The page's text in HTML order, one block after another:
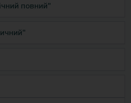
повний"